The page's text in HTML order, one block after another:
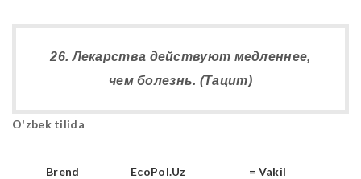
26. Лекарства действуют медленнее,
чем болезнь. (Тацит)
O'zbek tilida
Brend EcoPol.Uz = Vakil